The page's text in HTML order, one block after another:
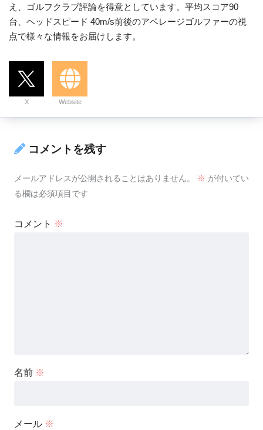
え、ゴルフクラブ評論を得意としています。平均スコア90
台、ヘッドスピード 40m/s前後のアベレージゴルファーの視
点で様々な情報をお届けします。
X Website
コメントを残す
メールアドレスが公開されることはありません。 ※ が付いてい
る欄は必須項目です
コメント ※
名前 ※
メール ※